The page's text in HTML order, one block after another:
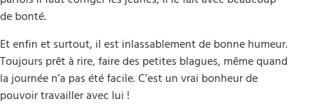
de bonté.
Et enfin et surtout, il est inlassablement de bonne humeur.
Toujours prêt à rire, faire des petites blagues, même quand
la journée n’a pas été facile. C’est un vrai bonheur de
pouvoir travailler avec lui !